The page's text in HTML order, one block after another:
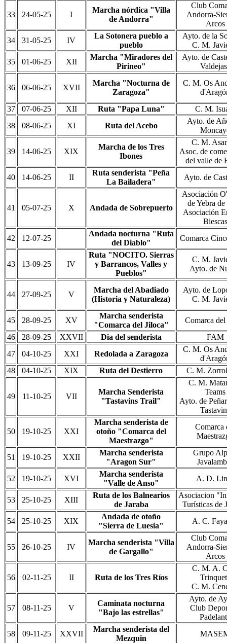
33 24-05-25 I
Marcha nórdica "Villa
de Andorra"
Club
Andorra-
Arcos
34
31-05-25 IV
La Sotonera pueblo a
pueblo
Ayto. de la
C. M.
35
01-06-25 XII
Marcha "Miradores del
Pirineo"
Ayto. de
36 06-06-25 XVII
Marcha "Nocturna de
Zaragoza"
C. M. Os
37
07-06-25 XII Ruta "Papa Luna"
C. M.
38
08-06-25 XI Ruta del Acebo
Ayto. de
39 14-06-25 XIX
Marcha de los Tres
Ibones
C. M.
Asoc. de
del valle de
40
14-06-25 II
Ruta senderista "Peña
La Bailadera"
Ayto. de
41 05-07-25 X Andada de Sobrepuerto
Asociación
de Yebra de
Asociación
Biescas
42
12-07-25
Andada nocturna "Ruta
del Diablo"
Comarca
43 13-09-25 IV
Ruta "NOCITO. Sierras
y Barrancos, Valles y
Pueblos"
C. M.
Ayto. de
44 27-09-25 V
Marcha del Abadiado
(Historia y Naturaleza)
Ayto. de
C. M.
45 28-09-25 XV
Marcha senderista
"Comarca del Jiloca"
Comarca
46
28-09-25 XXVII Dia del senderista
FAM
47
04-10-25 XXI Redolada a Zaragoza
C. M. Os
48
04-10-25 XIX Ruta del Destierro C. M.
49 11-10-25 VII
Marcha Senderista
"Tastavins Trail"
C. M.
Teams
Ayto. de
50 19-10-25 XXI
Marcha senderista de
otoño "Comarca del
Maestrazgo"
Comarca
51 19-10-25 XXII
Marcha senderista
"Aragon Sur"
Grupo
52
19-10-25 XVI
Marcha senderista
"Valle de Anso"
A. D.
53 25-10-25 XIII
Ruta de los Balnearios
de Jaraba
Asociacion
Turísticas de
54
25-10-25 XIX
Andada de otoño
"Sierra de Luesia"
A. C.
55 26-10-25 IV
Marcha senderista "Villa
de Gargallo"
Club
Andorra-
Arcos
56 02-11-25 II Ruta de los Tres Ríos
C. M. A.
C. M.
57 08-11-25 V
Caminata nocturna
"Bajo las estrellas"
Ayto. de
Club
58
09-11-25 XXVII
Marcha senderista del
Mezquin